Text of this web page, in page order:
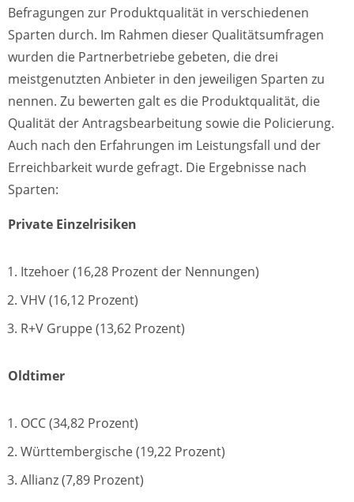
Befragungen zur Produktqualität in verschiedenen
Sparten durch. Im Rahmen dieser Qualitätsumfragen
wurden die Partnerbetriebe gebeten, die drei
meistgenutzten Anbieter in den jeweiligen Sparten zu
nennen. Zu bewerten galt es die Produktqualität, die
Qualität der Antragsbearbeitung sowie die Policierung.
Auch nach den Erfahrungen im Leistungsfall und der
Erreichbarkeit wurde gefragt. Die Ergebnisse nach
Sparten:
Private Einzelrisiken
Itzehoer (16,28 Prozent der Nennungen)
VHV (16,12 Prozent)
R+V Gruppe (13,62 Prozent)
Oldtimer
OCC (34,82 Prozent)
Württembergische (19,22 Prozent)
Allianz (7,89 Prozent)